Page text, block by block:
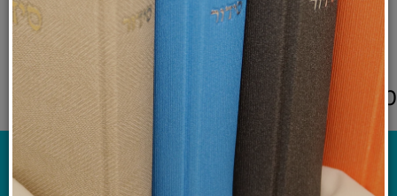
לרכישה ולפרטים נוספים
מוצרים אחרונים שנצפו